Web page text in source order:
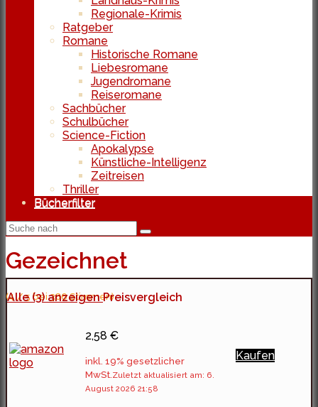
Regionale-Krimis
Ratgeber
Romane
Historische Romane
Liebesromane
Jugendromane
Reiseromane
Sachbücher
Schulbücher
Science-Fiction
Apokalypse
Künstliche-Intelligenz
Zeitreisen
Thriller
Bücherfilter
Gezeichnet
(4 / 5 bei 386 Stimmen)
Alle (3) anzeigenPreisvergleich
2,58 €
inkl. 19% gesetzlicher
MwSt. Zuletzt aktualisiert am: 6.
August 2026 21:58
Kaufen